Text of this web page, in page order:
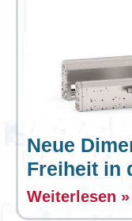
Neue
Freiheit in
Weiterlesen »